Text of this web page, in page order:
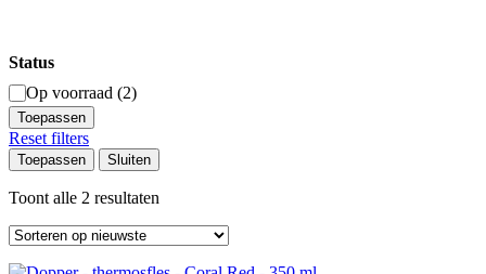
Status
Beschikbaarheid
Op voorraad (2)
Toepassen
Reset filters
Toepassen Sluiten
Toont alle 2 resultaten
nieuwste